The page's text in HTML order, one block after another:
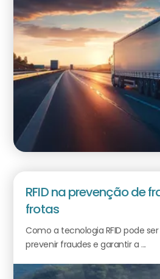
RFID na prevenção de
frotas
Como a tecnologia RFID pode
prevenir fraudes e garantir a ...